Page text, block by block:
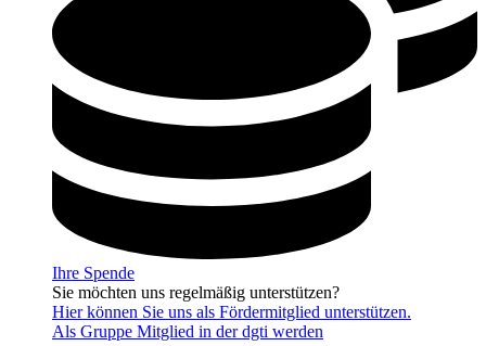
Ihre Spende
Sie möchten uns regelmäßig unterstützen?
Hier können Sie uns als Fördermitglied unterstützen.
Als Gruppe Mitglied in der dgti werden